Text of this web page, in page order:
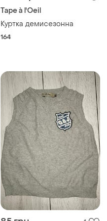
Tape à l'Oeil
Куртка демисезонна
164